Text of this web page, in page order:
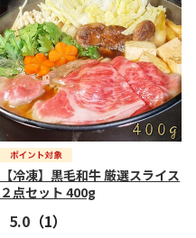
【冷凍】黒毛和牛 厳選スライス
２点セット 400g
5.0 （1）